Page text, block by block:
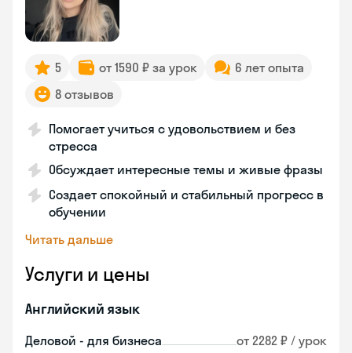
5 от 1590 ₽ за урок
6 лет опыта
8 отзывов
Помогает учиться с удовольствием и без
стресса
Обсуждает интересные темы и живые фразы
Создает спокойный и стабильный прогресс в
обучении
Читать дальше
Услуги и цены
Английский язык
Деловой - для бизнеса от 2282 ₽ / урок